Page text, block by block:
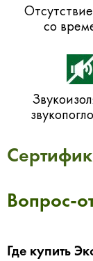
со
Вопрос-
Где купить